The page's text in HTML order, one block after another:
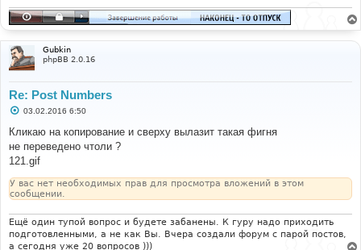
и
е
Gubkin
phpBB 2.0.16
Re: Post Numbers
С
о
щ
е
и
е
03.02.2016 6:50
Кликаю на копирование и сверху вылазит такая фигня
не переведено чтоли ?
121.gif
У вас нет необходимых прав для просмотра вложений в этом
сообщении.
Ещё один тупой вопрос и будете забанены. К гуру надо приходить
подготовленными, а не как Вы. Вчера создали форум с парой постов,
а сегодня уже 20 вопросов )))